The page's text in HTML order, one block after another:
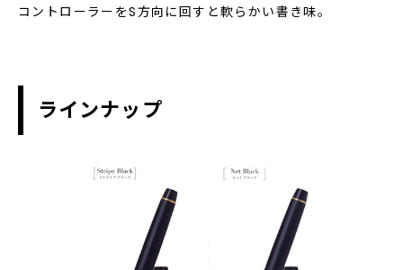
コントローラーをS方向に回すと軟らかい書き味。
ラインナップ